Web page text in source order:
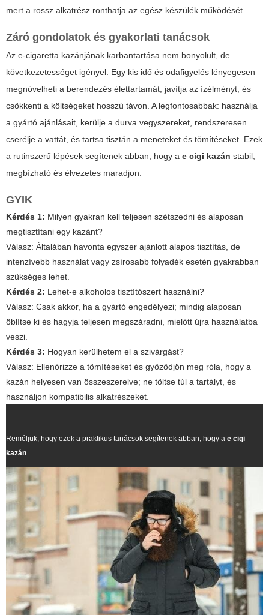
mert a rossz alkatrész ronthatja az egész készülék működését.
Záró gondolatok és gyakorlati tanácsok
Az e-cigaretta kazánjának karbantartása nem bonyolult, de
következetességet igényel. Egy kis idő és odafigyelés lényegesen
megnövelheti a berendezés élettartamát, javítja az ízélményt, és
csökkenti a költségeket hosszú távon. A legfontosabbak: használja
a gyártó ajánlásait, kerülje a durva vegyszereket, rendszeresen
cserélje a vattát, és tartsa tisztán a meneteket és tömítéseket. Ezek
a rutinszerű lépések segítenek abban, hogy a e cigi kazán stabil,
megbízható és élvezetes maradjon.
GYIK
Kérdés 1: Milyen gyakran kell teljesen szétszedni és alaposan
megtisztítani egy kazánt?
Válasz: Általában havonta egyszer ajánlott alapos tisztítás, de
intenzívebb használat vagy zsírosabb folyadék esetén gyakrabban
szükséges lehet.
Kérdés 2: Lehet-e alkoholos tisztítószert használni?
Válasz: Csak akkor, ha a gyártó engedélyezi; mindig alaposan
öblítse ki és hagyja teljesen megszáradni, mielőtt újra használatba
veszi.
Kérdés 3: Hogyan kerülhetem el a szivárgást?
Válasz: Ellenőrizze a tömítéseket és győződjön meg róla, hogy a
kazán helyesen van összeszerelve; ne töltse túl a tartályt, és
használjon kompatibilis alkatrészeket.
Reméljük, hogy ezek a praktikus tanácsok segítenek abban, hogy a e cigi
kazán